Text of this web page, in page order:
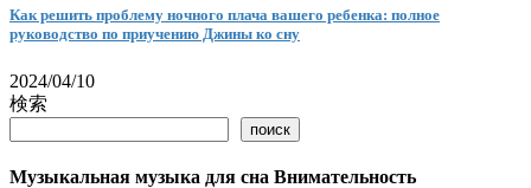
Как решить проблему ночного плача вашего ребенка: полное
руководство по приучению Джины ко сну
2024/04/10
検索
поиск
Музыкальная музыка для сна Внимательность